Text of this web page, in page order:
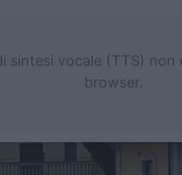
sintesi vocale (TTS)
browser.